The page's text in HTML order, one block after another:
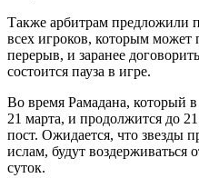
Также арбитрам предложили
всех игроков, которым может
перерыв, и заранее
состоится пауза в игре.
Во время Рамадана, который в
21 марта, и продолжится до
пост. Ожидается, что звезды
ислам, будут воздерживаться
суток.